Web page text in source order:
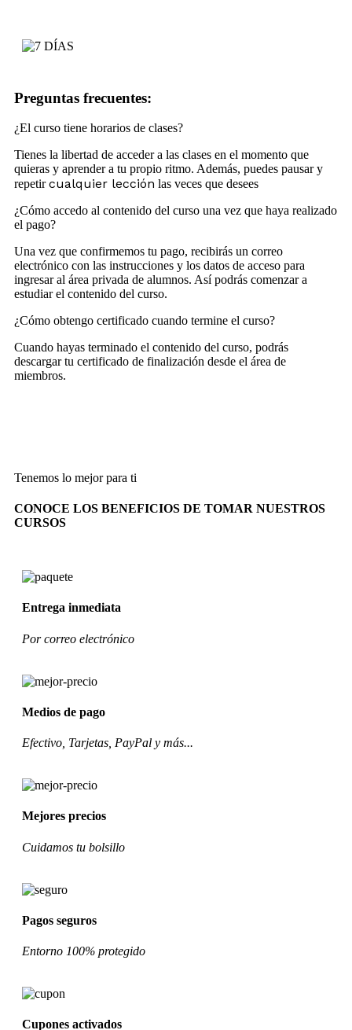
Preguntas frecuentes:
¿El curso tiene horarios de clases?
Tienes la libertad de acceder a las clases en el momento que
quieras y aprender a tu propio ritmo. Además, puedes pausar y
repetircualquier lección las veces que desees
¿Cómo accedo al contenido del curso una vez que haya realizado
el pago?
Una vez que confirmemos tu pago, recibirás un correo
electrónico con las instrucciones y los datos de acceso para
ingresar al área privada de alumnos. Así podrás comenzar a
estudiar el contenido del curso.
¿Cómo obtengo certificado cuando termine el curso?
Cuando hayas terminado el contenido del curso, podrás
descargar tu certificado de finalización desde el área de
miembros.
Tenemos lo mejor para ti
CONOCE LOS BENEFICIOS DE TOMAR NUESTROS
CURSOS
Entrega inmediata
Por correo electrónico
Medios de pago
Efectivo, Tarjetas, PayPal y más...
Mejores precios
Cuidamos tu bolsillo
Pagos seguros
Entorno 100% protegido
Cupones activados